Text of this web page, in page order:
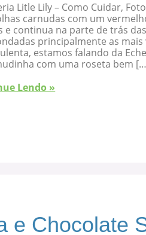
Litle Lily – Como Cuidar,
carnudas com um
e continua na parte de trás
principalmente as mais
estamos falando da
com uma roseta bem
Lendo »
e Chocolate